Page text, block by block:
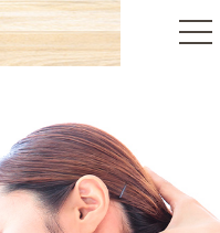
toggle